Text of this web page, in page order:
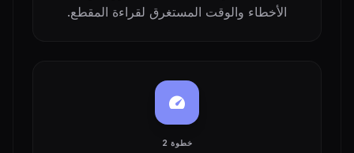
الأخطاء والوقت المستغرق لقراءة المقطع.
speed
خطوة 2